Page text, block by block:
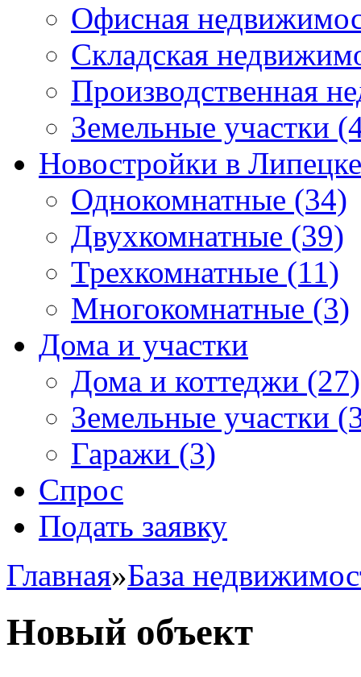
Офисная
Складская
Производственная
Земельные участки
Новостройки в Липецке
Однокомнатные (34)
Двухкомнатные (39)
Трехкомнатные (11)
Многокомнатные (3)
Дома и участки
Дома и коттеджи (27)
Земельные участки
Гаражи (3)
Спрос
Подать заявку
Главная»База
Новый объект